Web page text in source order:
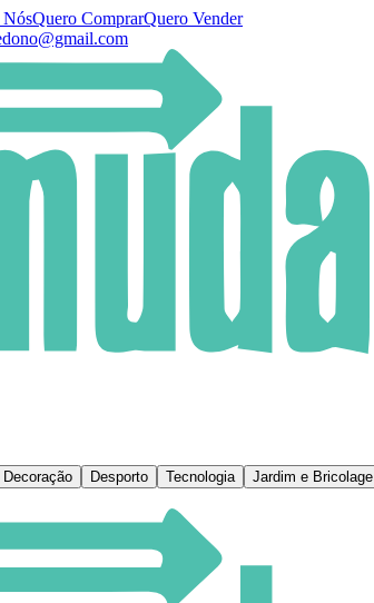
NósQuero ComprarQuero Vender
Decoração Desporto Tecnologia Jardim e Bricolage